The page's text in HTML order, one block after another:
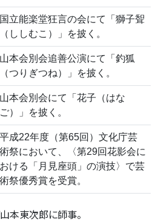
国立能楽堂狂言の会にて「獅子聟
（ししむこ）」を披く。
山本会別会追善公演にて「釣狐
（つりぎつね）」を披く。
山本会別会にて「花子（はな
ご）」を披く。
平成22年度（第65回）文化庁芸
術祭において、〈第29回花影会に
おける「月見座頭」の演技〉で芸
術祭優秀賞を受賞。
本東次郎に師事。